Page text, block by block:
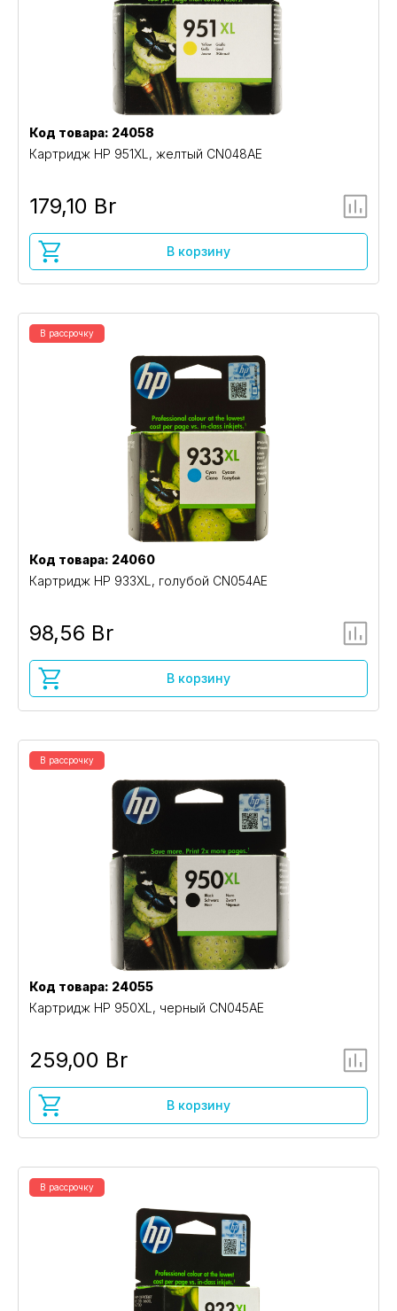
Код товара: 24058
Картридж HP 951XL, желтый CN048AE
179,10 Br
В корзину
В рассрочку
Код товара: 24060
Картридж HP 933XL, голубой CN054AE
98,56 Br
В корзину
В рассрочку
Код товара: 24055
Картридж HP 950XL, черный CN045AE
259,00 Br
В корзину
В рассрочку